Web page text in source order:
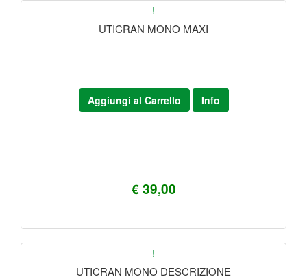
!
UTICRAN MONO MAXI
€ 39,00
Aggiungi al Carrello Info
!
UTICRAN MONO DESCRIZIONE